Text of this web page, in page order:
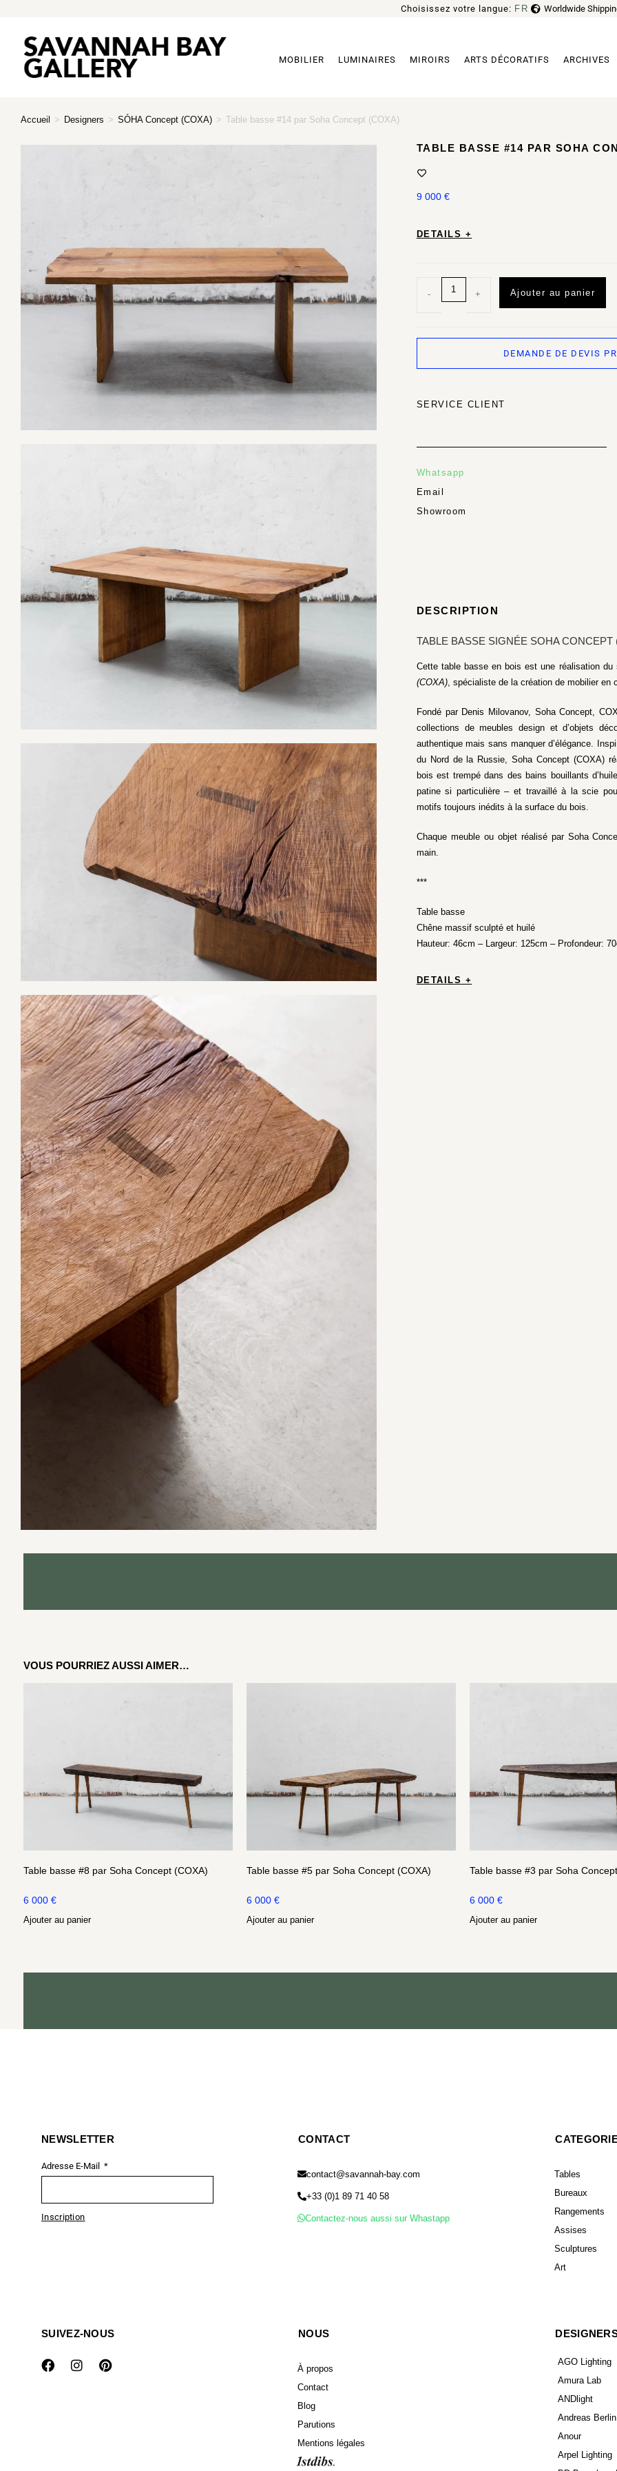
Choisissez votre langue: FR
EN Worldwide
MOBILIER LUMINAIRES MIROIRS ARTS DÉCORATIFS ARCHIVES
Accueil > Designers > SÓHA Concept (COXA) > Table basse #14 par Soha Concept (COXA)
TABLE BASSE #14 PAR SOHA
9 000 €
DETAILS +
- + Ajouter au panier
DEMANDE DE DEVIS
SERVICE CLIENT
Whatsapp
Email
Showroom
DESCRIPTION
TABLE BASSE SIGNÉE SOHA CONCEPT
Cette table basse en bois est une réalisation
(COXA), spécialiste de la création de mobilier en
Fondé par Denis Milovanov, Soha Concept,
collections de meubles design et d’objets
authentique mais sans manquer d’élégance.
du Nord de la Russie, Soha Concept (COXA)
bois est trempé dans des bains bouillants
patine si particulière – et travaillé à la scie
motifs toujours inédits à la surface du bois.
Chaque meuble ou objet réalisé par Soha
main.
***
Table basse
Chêne massif sculpté et huilé
Hauteur: 46cm – Largeur: 125cm – Profondeur:
DETAILS +
VOUS POURRIEZ AUSSI AIMER…
Table basse #8 par Soha Concept (COXA)
6 000 €
Ajouter au panier
Table basse #5 par Soha Concept (COXA)
6 000 €
Ajouter au panier
Table basse #3 par Soha
6 000 €
Ajouter au panier
NEWSLETTER
Adresse E-Mail
Inscription
CONTACT
contact@savannah-bay.com
+33 (0)1 89 71 40 58
Contactez-nous aussi sur Whastapp
Tables
Bureaux
Rangements
Assises
Sculptures
Art
SUIVEZ-NOUS NOUS
À propos
Contact
Blog
Parutions
Mentions légales
AGO Lighting
Amura Lab
ANDlight
Andreas Berlin
Anour
Arpel Lighting